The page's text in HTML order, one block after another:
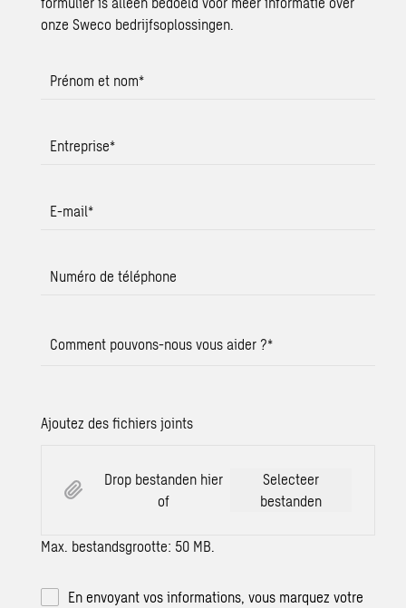
onze Sweco bedrijfsoplossingen.
Prénom et nom*
Entreprise*
E-mail*
Numéro de téléphone
Comment pouvons-nous vous aider ?*
Ajoutez des fichiers joints
Drop bestanden hier
of
Selecteer
bestanden
Max. bestandsgrootte: 50 MB.
En envoyant vos informations, vous marquez votre